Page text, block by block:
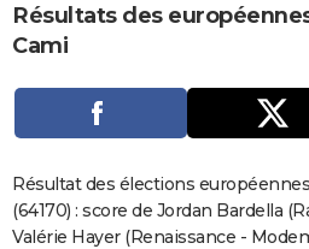
CARTE DE VOEUX
Carte de Noël
Carte Bonne année
Carte Saint-Valentin
Carte Pâques
Carte d'anniversaire
Dictionnaire
Biographies
Expressions
Proverbes
PROGRAMME TV
S'inscrire
Se connecter
Lycées
Collèges
Primaires
Universités
Entreprises
Service militaire
Avis de recherche
AVIS DE DÉCÈS
Résultats des
Cami
Résultat des élections
(64170) : score de Jordan Bardella
Valérie Hayer (Renaissance -